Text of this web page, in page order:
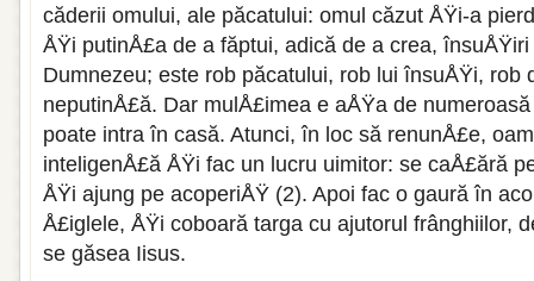
căderii omului, ale păcatului: omul căzut ÅŸi-a
ÅŸi putinÅ£a de a făptui, adică de a crea,
Dumnezeu; este rob păcatului, rob lui însuÅŸi, rob
neputinÅ£ă. Dar mulÅ£imea e aÅŸa de
poate intra în casă. Atunci, în loc să renunÅ£e,
inteligenÅ£ă ÅŸi fac un lucru uimitor: se caÅ£ără
ÅŸi ajung pe acoperiÅŸ (2). Apoi fac o gaură în
Å£iglele, ÅŸi coboară targa cu ajutorul frânghiilor,
se găsea Iisus.